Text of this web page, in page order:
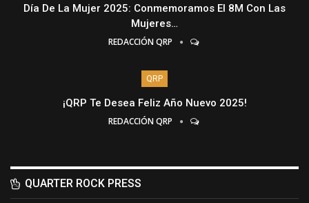
Día De La Mujer 2025: Conmemoramos El 8M Con Las
Mujeres…
REDACCIÓN QRP
QRP
¡QRP Te Desea Feliz Año Nuevo 2025!
REDACCIÓN QRP
QUARTER ROCK PRESS